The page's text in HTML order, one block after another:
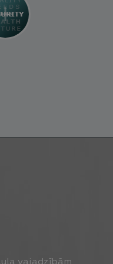
vajadzībām